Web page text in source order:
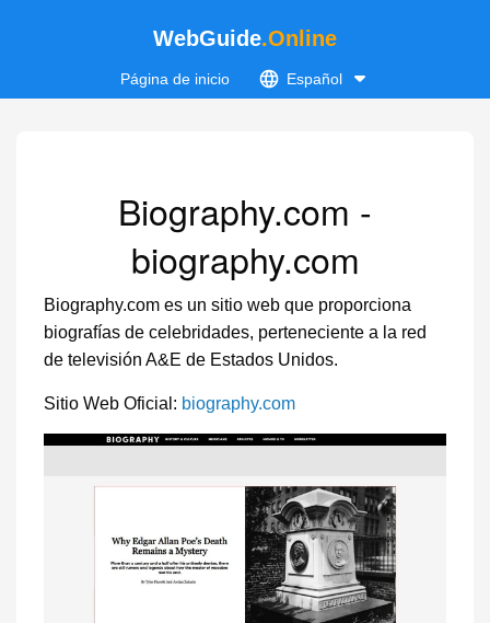
WebGuide.Online
Página de inicio Español
Biography.com -
biography.com
Biography.com es un sitio web que proporciona
biografías de celebridades, perteneciente a la red
de televisión A&E de Estados Unidos.
Sitio Web Oficial: biography.com